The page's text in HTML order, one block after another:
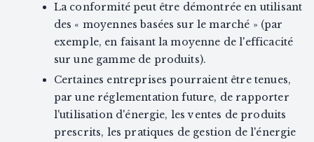
La conformité peut être démontrée en utilisant
des « moyennes basées sur le marché » (par
exemple, en faisant la moyenne de l'efficacité
sur une gamme de produits).
Certaines entreprises pourraient être tenues,
par une réglementation future, de rapporter
l'utilisation d'énergie, les ventes de produits
prescrits, les pratiques de gestion de l'énergie